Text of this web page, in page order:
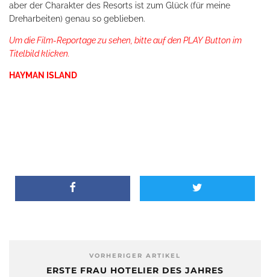
aber der Charakter des Resorts ist zum Glück (für meine
Dreharbeiten) genau so geblieben.
Um die Film-Reportage zu sehen, bitte auf den PLAY Button im
Titelbild klicken.
HAYMAN ISLAND
VORHERIGER ARTIKEL
ERSTE FRAU HOTELIER DES JAHRES